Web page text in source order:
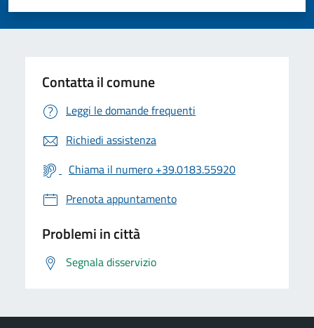
Valuta 5 stelle su 5
Valuta 4 stelle su 5
Valuta 3 stelle su 5
Valuta 2 stelle su 5
Valuta 1 stelle su 5
Contatta il comune
Leggi le domande frequenti
Richiedi assistenza
Chiama il numero +39.0183.55920
Prenota appuntamento
Problemi in città
Segnala disservizio